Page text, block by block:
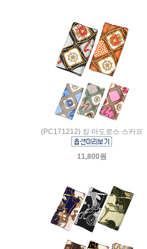
(PC171212) 킹 마도로스 스카프
11,800원